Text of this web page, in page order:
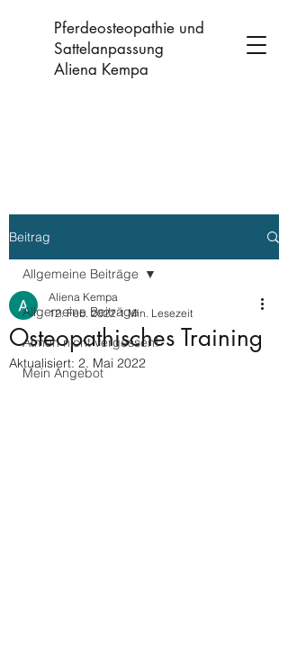
Pferdeosteopathie und
Sattelanpassung
Aliena Kempa
Beitrag
Allgemeine Beiträge
Atmen nicht vergessen!
Mein Angebot
Allgemeine Beiträge
Osteopathisches Training
Aliena Kempa
12. Feb. 2022 1 Min. Lesezeit
Aktualisiert: 2. Mai 2022